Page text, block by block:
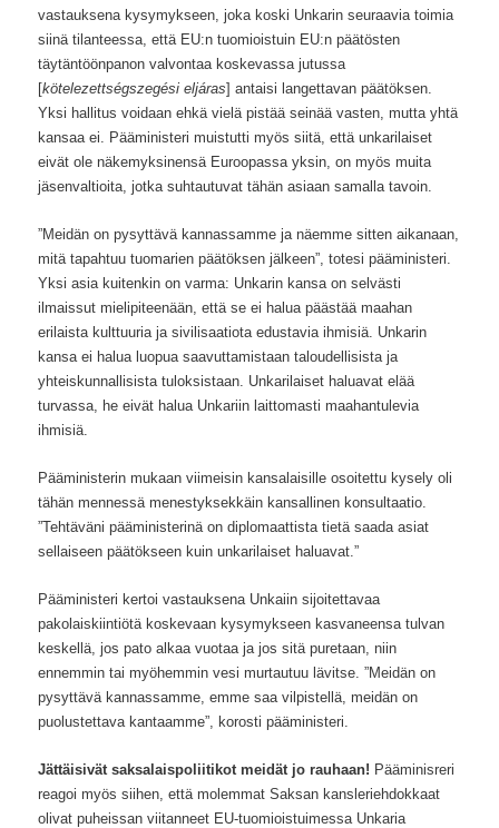
vastauksena kysymykseen, joka koski Unkarin seuraavia toimia
siinä tilanteessa, että EU:n tuomioistuin EU:n päätösten
täytäntöönpanon valvontaa koskevassa jutussa
[kötelezettségszegési eljáras] antaisi langettavan päätöksen.
Yksi hallitus voidaan ehkä vielä pistää seinää vasten, mutta yhtä
kansaa ei. Pääministeri muistutti myös siitä, että unkarilaiset
eivät ole näkemyksinensä Euroopassa yksin, on myös muita
jäsenvaltioita, jotka suhtautuvat tähän asiaan samalla tavoin.
”Meidän on pysyttävä kannassamme ja näemme sitten aikanaan,
mitä tapahtuu tuomarien päätöksen jälkeen”, totesi pääministeri.
Yksi asia kuitenkin on varma: Unkarin kansa on selvästi
ilmaissut mielipiteenään, että se ei halua päästää maahan
erilaista kulttuuria ja sivilisaatiota edustavia ihmisiä. Unkarin
kansa ei halua luopua saavuttamistaan taloudellisista ja
yhteiskunnallisista tuloksistaan. Unkarilaiset haluavat elää
turvassa, he eivät halua Unkariin laittomasti maahantulevia
ihmisiä.
Pääministerin mukaan viimeisin kansalaisille osoitettu kysely oli
tähän mennessä menestyksekkäin kansallinen konsultaatio.
”Tehtäväni pääministerinä on diplomaattista tietä saada asiat
sellaiseen päätökseen kuin unkarilaiset haluavat.”
Pääministeri kertoi vastauksena Unkaiin sijoitettavaa
pakolaiskiintiötä koskevaan kysymykseen kasvaneensa tulvan
keskellä, jos pato alkaa vuotaa ja jos sitä puretaan, niin
ennemmin tai myöhemmin vesi murtautuu lävitse. ”Meidän on
pysyttävä kannassamme, emme saa vilpistellä, meidän on
puolustettava kantaamme”, korosti pääministeri.
Jättäisivät saksalaispoliitikot meidät jo rauhaan! Pääminisreri
reagoi myös siihen, että molemmat Saksan kansleriehdokkaat
olivat puheissan viitanneet EU-tuomioistuimessa Unkaria